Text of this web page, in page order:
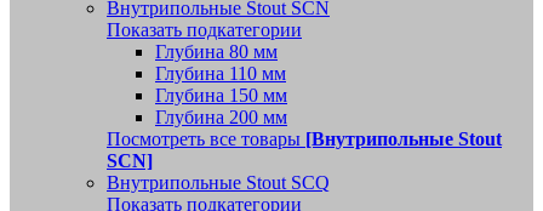
Внутрипольные Stout SCN
Показать подкатегории
Глубина 80 мм
Глубина 110 мм
Глубина 150 мм
Глубина 200 мм
Посмотреть все товары [Внутрипольные Stout
SCN]
Внутрипольные Stout SCQ
Показать подкатегории